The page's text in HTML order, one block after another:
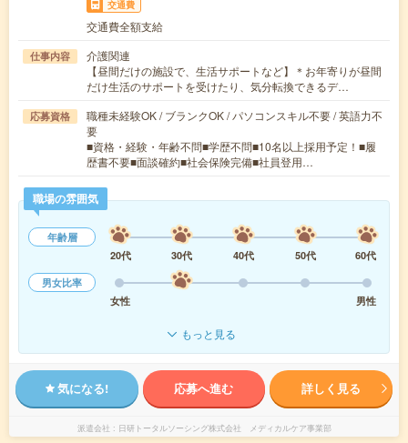
交通費
交通費全額支給
仕事内容
介護関連
【昼間だけの施設で、生活サポートなど】＊お年寄りが昼間
だけ生活のサポートを受けたり、気分転換できるデ…
応募資格
職種未経験OK / ブランクOK / パソコンスキル不要 / 英語力不
要
■資格・経験・年齢不問■学歴不問■10名以上採用予定！■履
歴書不要■面談確約■社会保険完備■社員登用…
職場の雰囲気
年齢層
20代
30代 40代 50代
60代
男女比率
女性
男性
もっと見る
気になる! 応募へ進む 詳しく見る
派遣会社 日研トータルソーシング株式会社 メディカルケア事業部